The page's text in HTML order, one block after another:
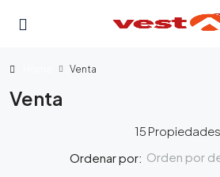
Venta
Venta
15 Propiedades
Ordenar por: Orden por